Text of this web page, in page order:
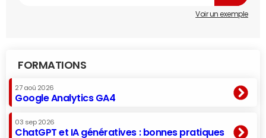
Voir un exemple
FORMATIONS
27 aoû 2026
Google Analytics GA4
03 sep 2026
ChatGPT et IA génératives : bonnes pratiques